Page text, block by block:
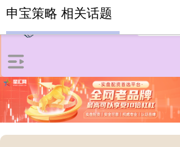
申宝策略 相关话题